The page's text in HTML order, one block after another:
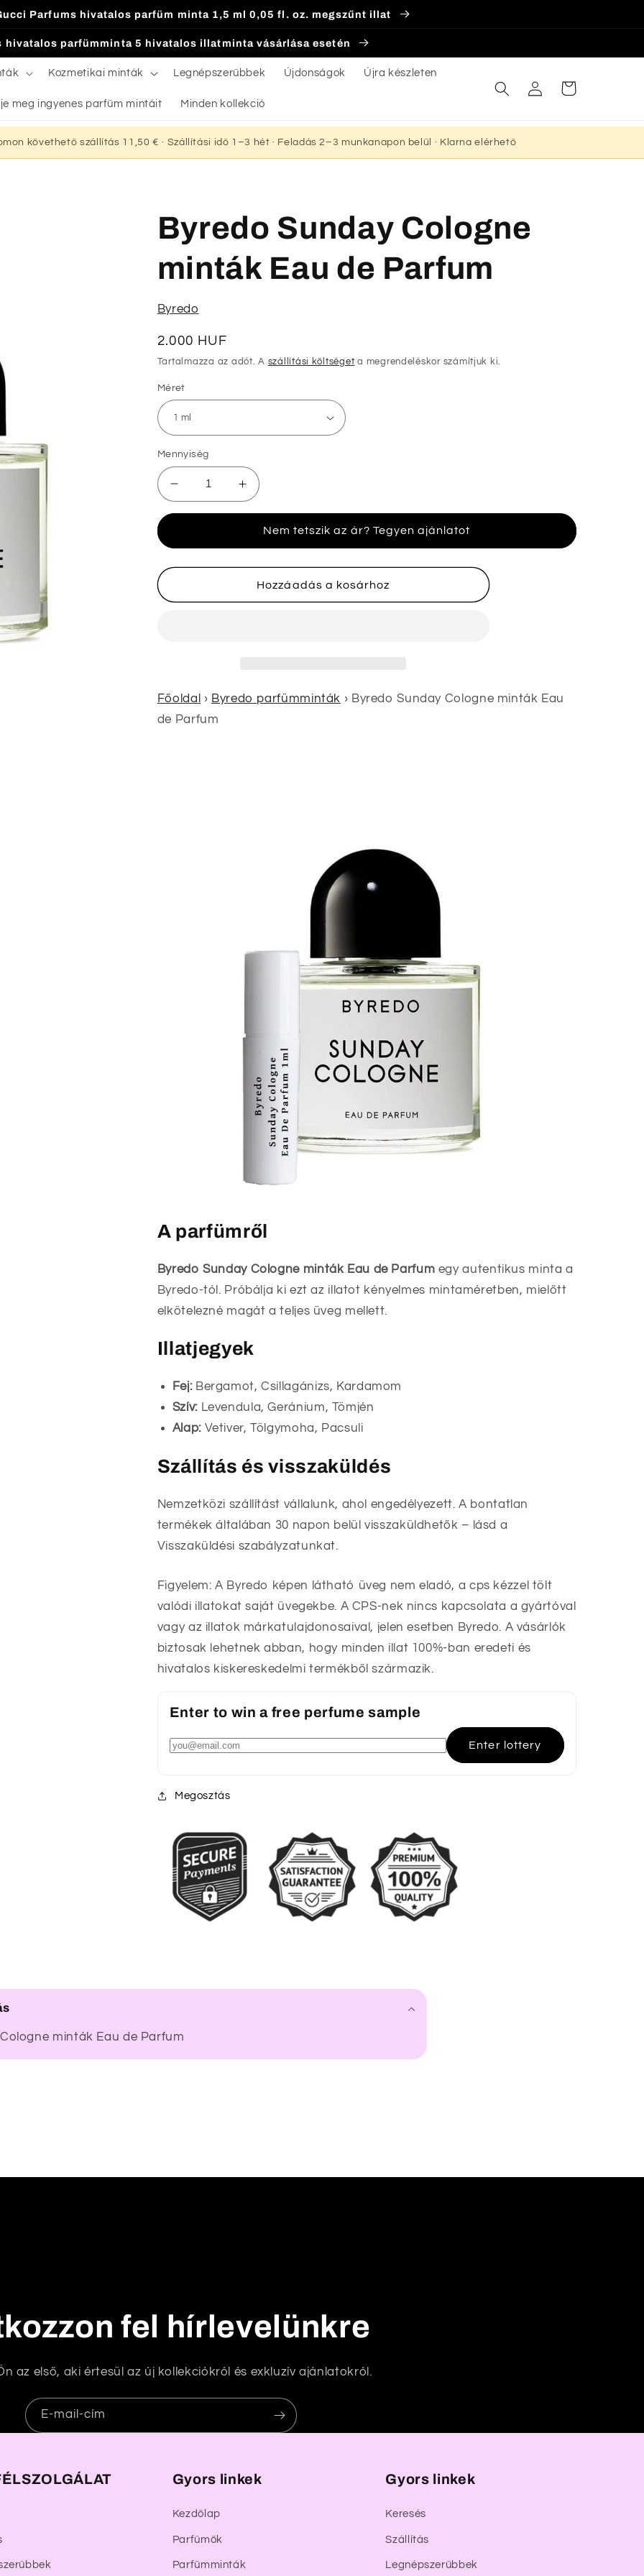
Parfums hivatalos parfüm minta 1,5 ml 0,05 fl. oz. megszűnt illat
hivatalos parfümminta 5 hivatalos illatminta vásárlása esetén
Kozmetikai minták Legnépszerűbbek Újdonságok Újra készleten
meg ingyenes parfüm mintáit Minden kollekció
Bejelentkezés
Kosár
követhető szállítás 11,50 € · Szállítási idő 1–3 hét · Feladás 2–3 munkanapon belül · Klarna elérhető
Byredo Sunday Cologne
minták Eau de Parfum
Byredo
Normál
ár
2.000 HUF
Tartalmazza az adót. A szállítási költséget a megrendeléskor számítjuk ki.
Méret
Mennyiség
Byredo
Sunday
Eau
de
mennyiségének
Byredo
Sunday
minták
Eau
de
Parfum
mennyiségének
Nem tetszik az ár? Tegyen ajánlatot
Hozzáadás a kosárhoz
Főoldal › Byredo parfümminták › Byredo Sunday Cologne minták Eau
de Parfum
A parfümről
Byredo Sunday Cologne minták Eau de Parfum egy autentikus minta a
Byredo-tól. Próbálja ki ezt az illatot kényelmes mintaméretben, mielőtt
elkötelezné magát a teljes üveg mellett.
Illatjegyek
Fej:Bergamot, Csillagánizs, Kardamom
Szív:Levendula, Geránium, Tömjén
Alap:Vetiver, Tölgymoha, Pacsuli
Szállítás és visszaküldés
Nemzetközi szállítást vállalunk, ahol engedélyezett. A bontatlan
termékek általában 30 napon belül visszaküldhetők – lásd a
Visszaküldési szabályzatunkat.
Figyelem: A Byredo képen látható üveg nem eladó, a cps kézzel tölt
valódi illatokat saját üvegekbe. A CPS-nek nincs kapcsolata a gyártóval
vagy az illatok márkatulajdonosaival, jelen esetben Byredo. A vásárlók
biztosak lehetnek abban, hogy minden illat 100%-ban eredeti és
hivatalos kiskereskedelmi termékből származik.
Enter to win a free perfume sample
Enter lottery
Megosztás
minták Eau de Parfum
fel hírlevelünkre
az első, aki értesül az új kollekciókról és exkluzív ajánlatokról.
E-mail-cím
Gyors linkek
Kezdőlap
Parfümök
Parfümminták
Gyors linkek
Keresés
Szállítás
Legnépszerűbbek